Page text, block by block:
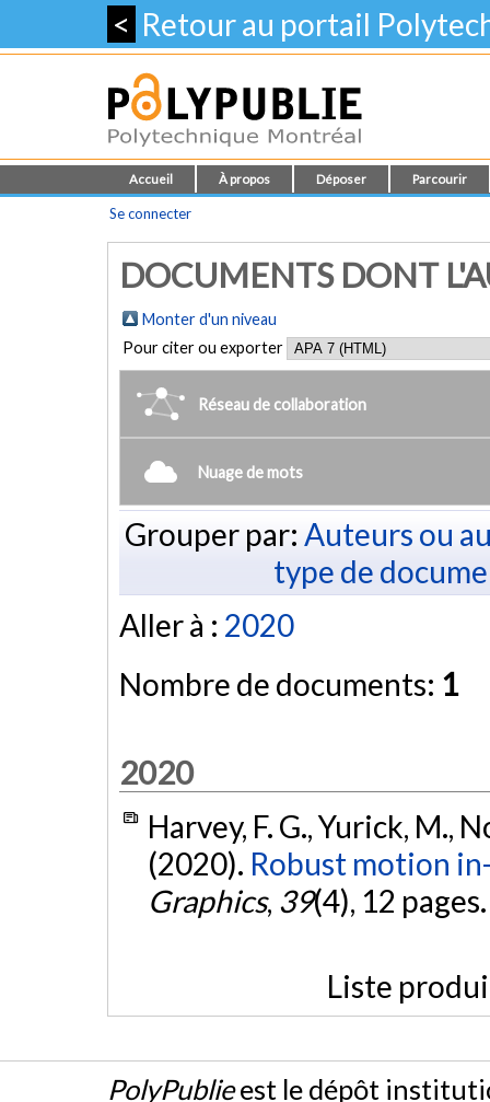
< Retour au portail
Accueil À propos Déposer Parcourir
Se connecter
DOCUMENTS DONT
Monter d'un niveau
Pour citer ou exporter
Réseau de collaboration
Nuage de mots
Grouper par: Auteurs ou
type de
Aller à : 2020
Nombre de documents: 1
2020
Harvey, F. G., Yurick, M.,
(2020). Robust motion
Graphics, 39(4), 12
Liste
PolyPublieest le dépôt